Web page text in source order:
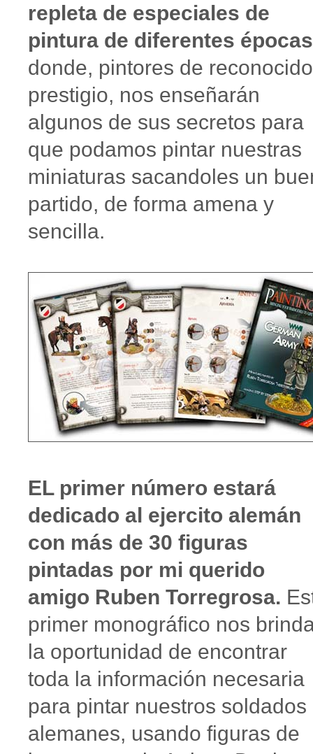
repleta de especiales de
pintura de diferentes épocas
donde, pintores de reconocido
prestigio, nos enseñarán
algunos de sus secretos para
que podamos pintar nuestras
miniaturas sacandoles un
partido, de forma amena y
sencilla.
EL primer número estará
dedicado al ejercito alemán
con más de 30 figuras
pintadas por mi querido
amigo Ruben Torregrosa.
primer monográfico nos
la oportunidad de encontrar
toda la información necesaria
para pintar nuestros soldados
alemanes, usando figuras de